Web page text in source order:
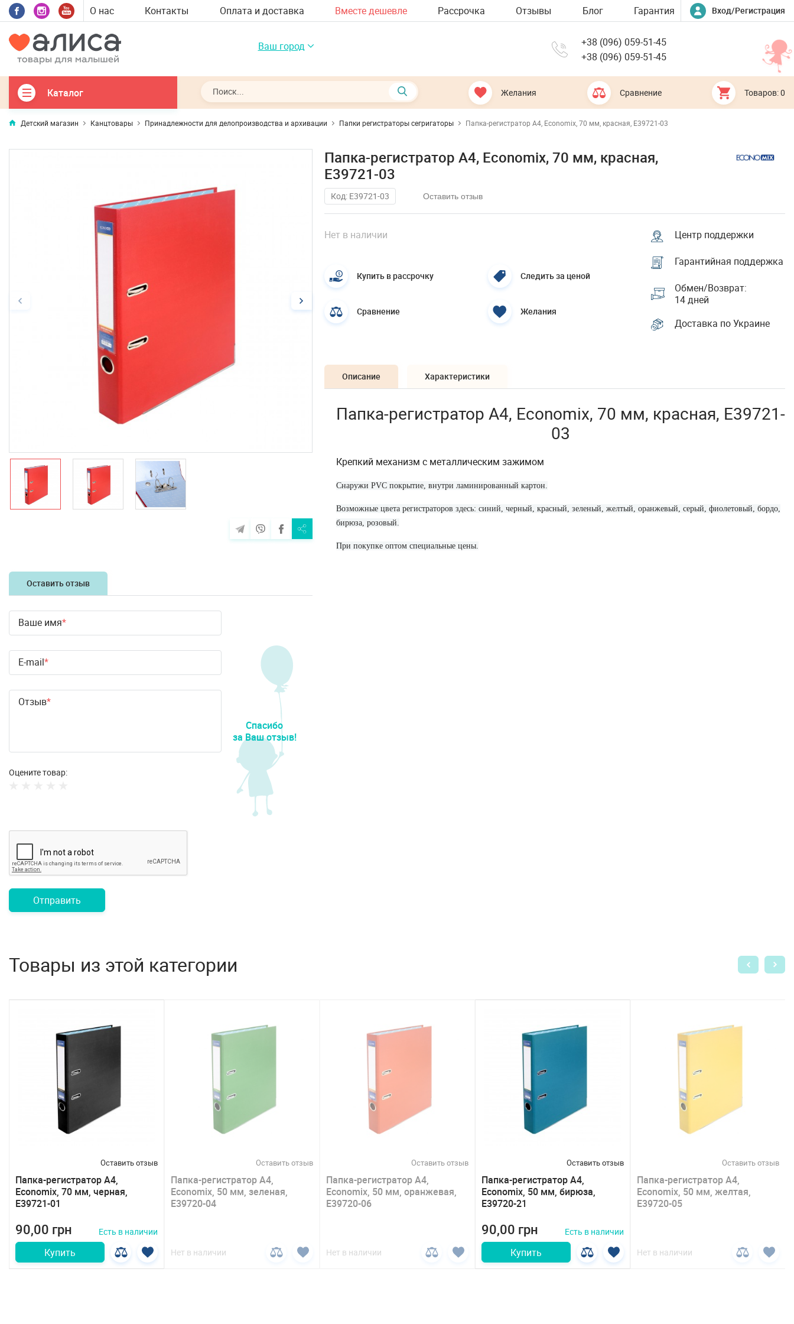
О нас Контакты Оплата и доставка Вместе дешевле Рассрочка Отзывы Блог Гарантия Вход/Регистрация
Ваш город
+38 (096) 059-51-45
+38 (096) 059-51-45
Каталог Желания Сравнение Товаров: 0
Детский магазин Канцтовары Принадлежности для делопроизводства и архивации Папки регистраторы сегригаторы Папка-регистратор А4, Economix, 70 мм, красная, E39721-03
Оставить отзыв
Ваше имя
E-mail
Отзыв
Оцените товар:
Отправить
Спасибо
за Ваш отзыв!
Папка-регистратор А4, Economix, 70 мм, красная,
E39721-03
Код: E39721-03 Оставить отзыв
Нет в наличии
Купить в рассрочку Следить за ценой
Сравнение Желания
Центр поддержки
Гарантийная поддержка
Обмен/Возврат:
14 дней
Доставка по Украине
Описание Характеристики
Папка-регистратор А4, Economix, 70 мм, красная, E39721-
03
Крепкий механизм с металлическим зажимом
Снаружи PVC покрытие, внутри ламинированный картон.
Возможные цвета регистраторов здесь: синий, черный, красный, зеленый, желтый, оранжевый, серый, фиолетовый, бордо,
бирюза, розовый.
При покупке оптом специальные цены.
Товары из этой категории
Оставить отзыв
Папка-регистратор А4,
Economix, 70 мм, черная,
E39721-01
90,00 грн Есть в наличии
Купить
Оставить отзыв
Папка-регистратор А4,
Economix, 50 мм, зеленая,
E39720-04
Нет в наличии
Оставить отзыв
Папка-регистратор А4,
Economix, 50 мм, оранжевая,
E39720-06
Нет в наличии
Оставить отзыв
Папка-регистратор А4,
Economix, 50 мм, бирюза,
E39720-21
90,00 грн Есть в наличии
Купить
Оставить отзыв
Папка-регистратор А4,
Economix, 50 мм, желтая,
E39720-05
Нет в наличии